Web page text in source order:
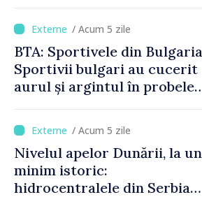
/ Acum 5 zile
BTA: Sportivele din Bulgaria
Sportivii bulgari au cucerit
aurul și argintul în probele
de gimnastică aerobică de la
Oradea
/ Acum 5 zile
Nivelul apelor Dunării, la un
minim istoric:
hidrocentralele din Serbia